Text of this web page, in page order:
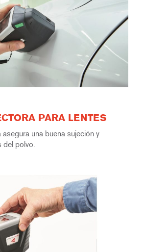
PARA LENTES
asegura una buena sujeción y
del polvo.